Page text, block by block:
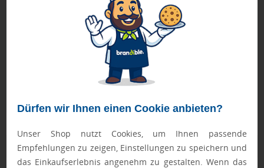
Dürfen wir Ihnen einen Cookie anbieten?
Unser Shop nutzt Cookies, um Ihnen passende
Empfehlungen zu zeigen, Einstellungen zu speichern und
das Einkaufserlebnis angenehm zu gestalten. Wenn das
Geprüft von Ewa
Nur Produkte, die unserenQualitätscheck
schaffen es in den Shop.Mehr erfahren
Zusatzinformation